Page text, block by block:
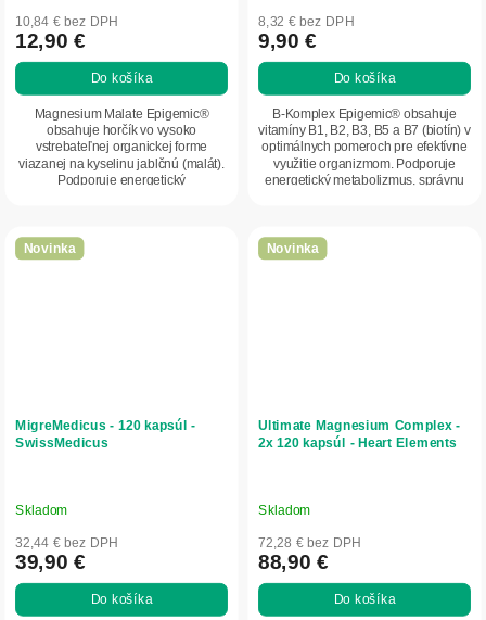
10,84 € bez DPH
12,90 €
Do košíka
Magnesium Malate Epigemic®
obsahuje horčík vo vysoko
vstrebateľnej organickej forme
viazanej na kyselinu jablčnú (malát).
Podporuje energetický
8,32 € bez DPH
9,90 €
Do košíka
B-Komplex Epigemic® obsahuje
vitamíny B1, B2, B3, B5 a B7 (biotín) v
optimálnych pomeroch pre efektívne
využitie organizmom. Podporuje
energetický metabolizmus, správnu
Novinka
MigreMedicus - 120 kapsúl -
SwissMedicus
Skladom
32,44 € bez DPH
39,90 €
Do košíka
Novinka
Ultimate Magnesium Complex -
2x 120 kapsúl - Heart Elements
Skladom
72,28 € bez DPH
88,90 €
Do košíka